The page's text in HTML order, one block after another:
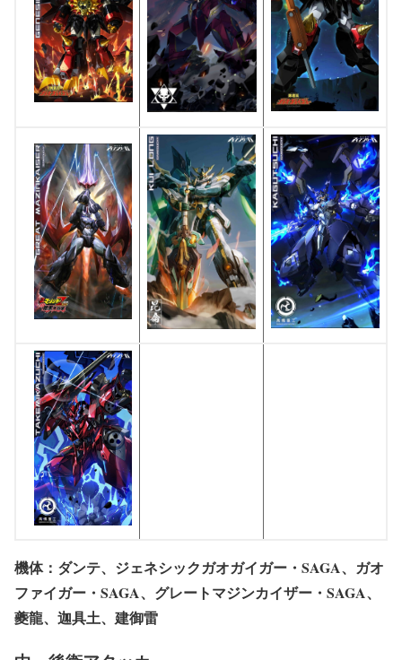
機体：ダンテ、ジェネシックガオガイガー・SAGA、ガオ
ファイガー・SAGA、グレートマジンカイザー・SAGA、
夔龍、迦具土、建御雷